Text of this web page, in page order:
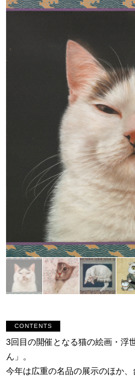
CONTENTS
3回目の開催となる猫の絵画・浮
ん」。
今年は広重の名品の展示のほか